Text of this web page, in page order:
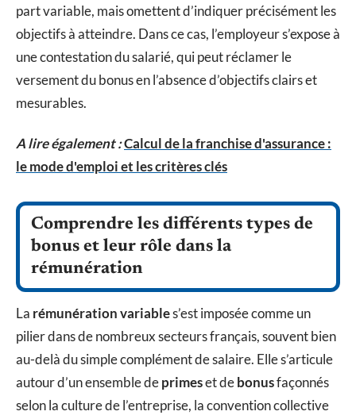
part variable, mais omettent d’indiquer précisément les
objectifs à atteindre. Dans ce cas, l’employeur s’expose à
une contestation du salarié, qui peut réclamer le
versement du bonus en l’absence d’objectifs clairs et
mesurables.
A lire également :Calcul de la franchise d'assurance :
le mode d'emploi et les critères clés
Comprendre les différents types de
bonus et leur rôle dans la
rémunération
La rémunération variables’est imposée comme un
pilier dans de nombreux secteurs français, souvent bien
au-delà du simple complément de salaire. Elle s’articule
autour d’un ensemble deprimeset debonusfaçonnés
selon la culture de l’entreprise, la convention collective